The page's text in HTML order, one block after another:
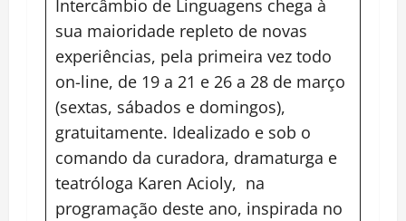
Intercâmbio de Linguagens chega à
sua maioridade repleto de novas
experiências, pela primeira vez todo
on-line, de 19 a 21 e 26 a 28 de março
(sextas, sábados e domingos),
gratuitamente. Idealizado e sob o
comando da curadora, dramaturga e
teatróloga Karen Acioly, na
programação deste ano, inspirada no